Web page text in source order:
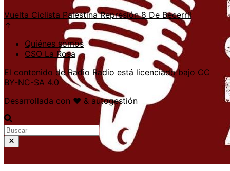
Vuelta Ciclista PalestinaRepresión8 De Becerril
↑
Quiénes somos
CSO La Rosa
El contenido de Radio Radio está licenciado bajo CC
BY-NC-SA 4.0
Desarrollada con ❤️ & autogestión